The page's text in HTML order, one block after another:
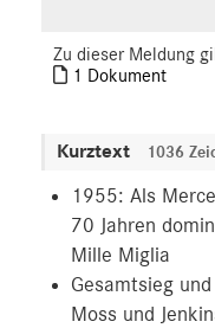
Zu dieser Meldung
1 Dokument
Kurztext 1036
1955: Als
70 Jahren
Mille Miglia
Gesamtsieg
Moss und